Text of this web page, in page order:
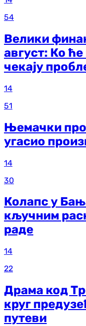
54
Велики
август: Ко
чекају
14
51
Њемачки
угасио
14
30
Колапс у
кључним
раде
14
22
Драма код
круг
путеви